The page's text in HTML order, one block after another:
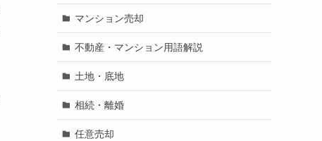
マンション売却
不動産・マンション用語解説
土地・底地
相続・離婚
任意売却